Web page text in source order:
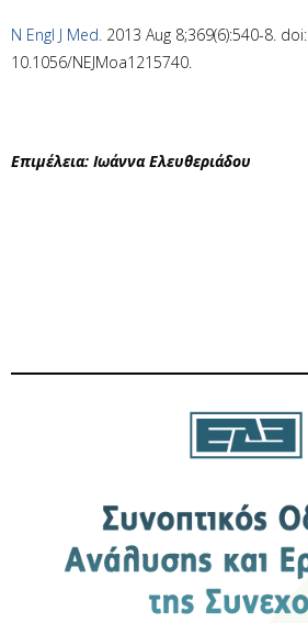
N Engl J Med. 2013 Aug 8;369(6):540-8. doi:
10.1056/NEJMoa1215740.
Επιμέλεια: Ιωάννα Ελευθεριάδου